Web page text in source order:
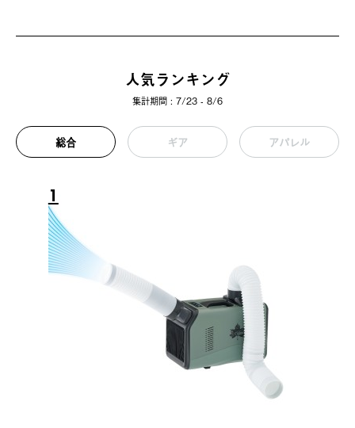
人気ランキング
集計期間 : 7/23 - 8/6
総合 ギア アパレル
1